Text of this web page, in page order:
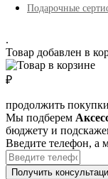
Подарочные
.
Товар добавлен в
₽
продолжить покупки
Мы подберем
бюджету и
Введите телефон, а